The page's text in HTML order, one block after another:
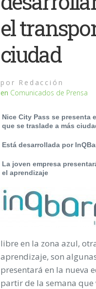
el
ciudad
por Redacción
en Comunicados de Prensa
Nice City Pass se presenta
que se traslade a más
Está desarrollada por
La joven empresa
el aprendizaje
libre en la zona azul,
aprendizaje, son
presentará en la nueva
partir de la semana que